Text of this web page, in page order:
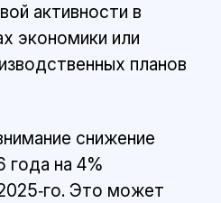
активности в
экономики или
планов
снижение
года на 4%
Это может